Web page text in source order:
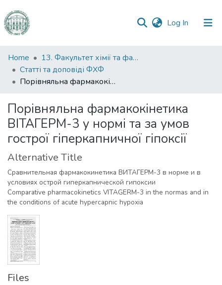
Log In (current)
Communities
&
Collections
Statistics
Home
13. Факультет хімії та фармації
Статті та доповіді ФХФ
Порівняльна фармакокінетика ВІТАГЕРМ-3 у нормі та за умов гострої гіперкапничної гіпоксії
Порівняльна фармакокінетика
ВІТАГЕРМ-3 у нормі та за умов
гострої гіперкапничної гіпоксії
Alternative Title
Cравнительная фармакокинетика ВИТАГЕРМ-3 в норме и в
условиях острой гиперкапнической гипоксии
Comparative pharmacokinetics VITAGERM-3 in the normas and in
the conditions of acute hypercapnic hypoxia
Files